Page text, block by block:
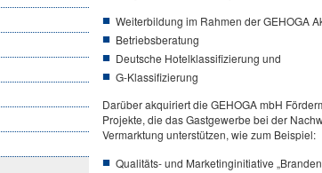
Weiterbildung im Rahmen der GEHOGA
Betriebsberatung
Deutsche Hotelklassifizierung und
G-Klassifizierung
Darüber akquiriert die GEHOGA mbH
Projekte, die das Gastgewerbe bei der
Vermarktung unterstützen, wie zum Beispiel:
Qualitäts- und Marketinginitiative